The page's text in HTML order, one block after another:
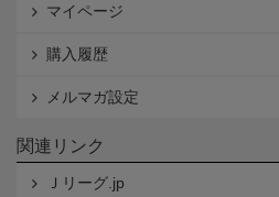
マイページ
購入履歴
メルマガ設定
関連リンク
Ｊリーグ.jp